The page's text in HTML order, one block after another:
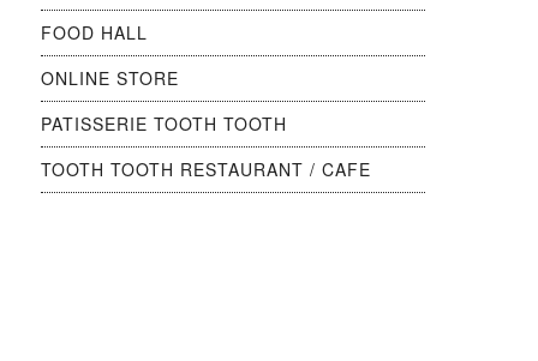
FOOD HALL
ONLINE STORE
PATISSERIE TOOTH TOOTH
TOOTH TOOTH RESTAURANT / CAFE